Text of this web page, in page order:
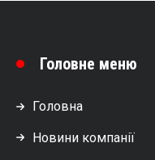
Головне меню
Головна
Новини компанії